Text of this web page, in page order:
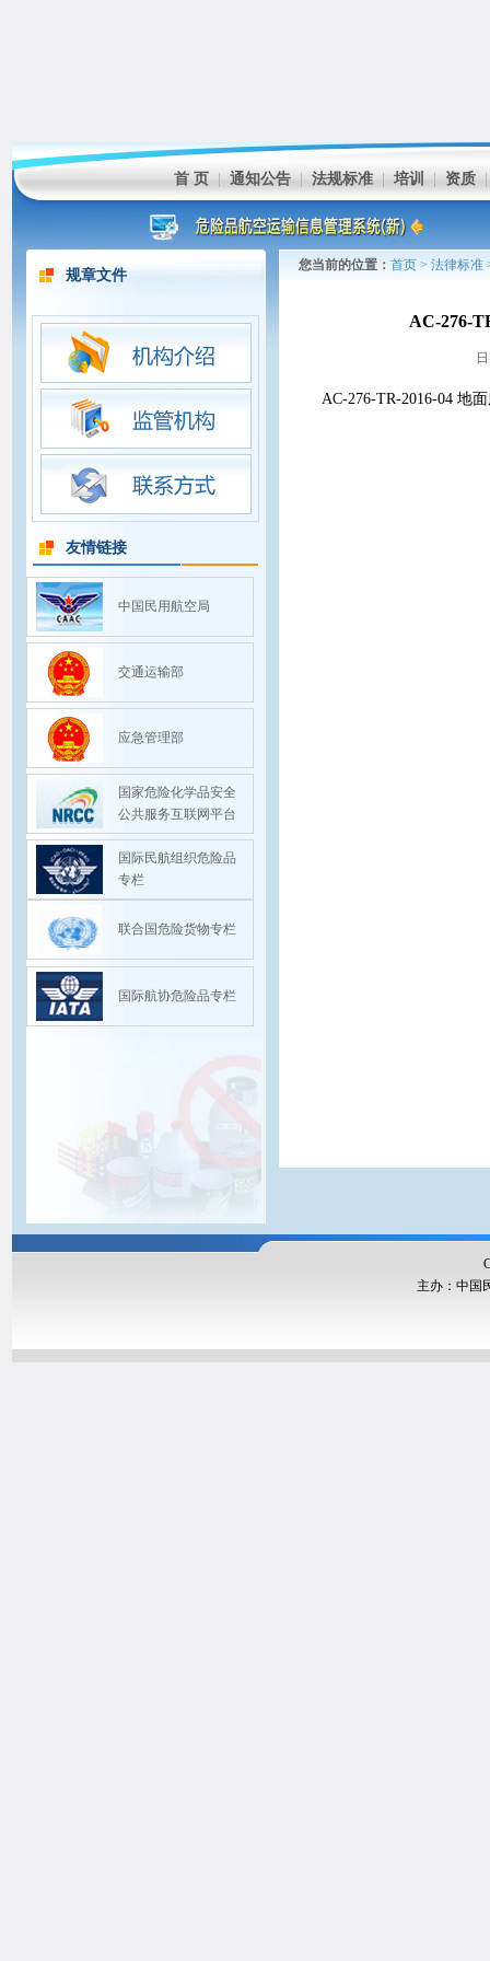
首 页 通知公告 法规标准|培训 资质
规章文件
友情链接
中国民用航空局
交通运输部
应急管理部
国家危险化学品安全
公共服务互联网平台
国际民航组织危险品
专栏
联合国危险货物专栏
国际航协危险品专栏
您当前的位置： 首页> 法律标准
AC-276-
AC-276-TR-2016-04 地
主办：中国民航局运